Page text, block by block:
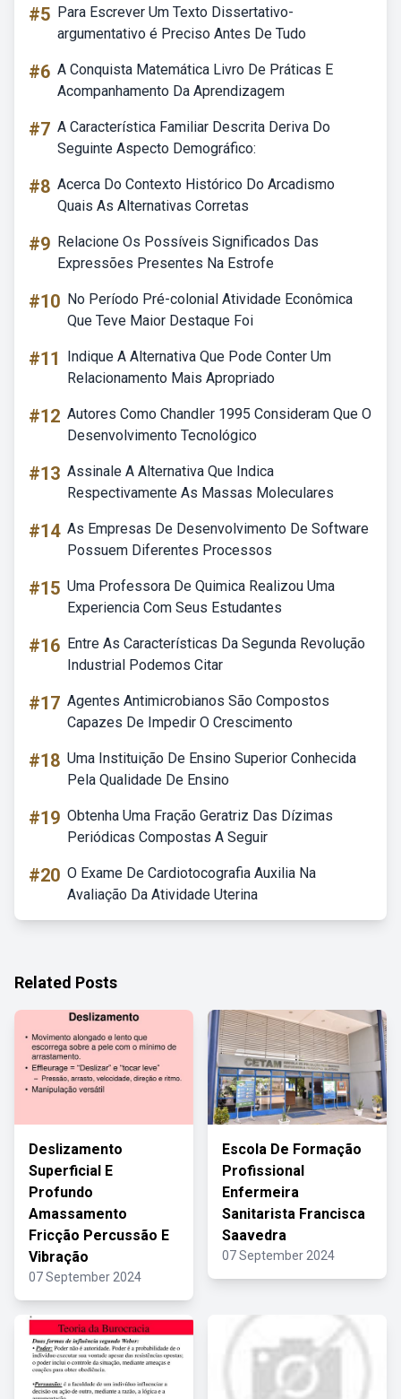
#5 Para Escrever Um Texto Dissertativo-
argumentativo é Preciso Antes De Tudo
#6 A Conquista Matemática Livro De Práticas E
Acompanhamento Da Aprendizagem
#7 A Característica Familiar Descrita Deriva Do
Seguinte Aspecto Demográfico:
#8 Acerca Do Contexto Histórico Do Arcadismo
Quais As Alternativas Corretas
#9 Relacione Os Possíveis Significados Das
Expressões Presentes Na Estrofe
#10 No Período Pré-colonial Atividade Econômica
Que Teve Maior Destaque Foi
#11
Indique A Alternativa Que Pode Conter Um
Relacionamento Mais Apropriado
#12 Autores Como Chandler 1995 Consideram Que O
Desenvolvimento Tecnológico
#13 Assinale A Alternativa Que Indica
Respectivamente As Massas Moleculares
#14 As Empresas De Desenvolvimento De Software
Possuem Diferentes Processos
#15 Uma Professora De Quimica Realizou Uma
Experiencia Com Seus Estudantes
#16 Entre As Características Da Segunda Revolução
Industrial Podemos Citar
#17 Agentes Antimicrobianos São Compostos
Capazes De Impedir O Crescimento
#18 Uma Instituição De Ensino Superior Conhecida
Pela Qualidade De Ensino
#19 Obtenha Uma Fração Geratriz Das Dízimas
Periódicas Compostas A Seguir
#20 O Exame De Cardiotocografia Auxilia Na
Avaliação Da Atividade Uterina
Related Posts
Deslizamento
Superficial E
Profundo
Amassamento
Fricção Percussão E
Vibração
07 September 2024
Escola De Formação
Profissional
Enfermeira
Sanitarista Francisca
Saavedra
07 September 2024